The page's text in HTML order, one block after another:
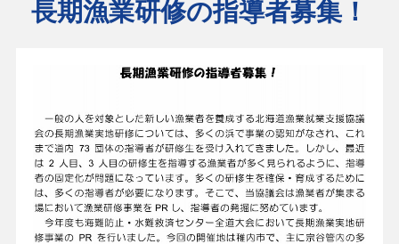
長期漁業研修の指導者募集！